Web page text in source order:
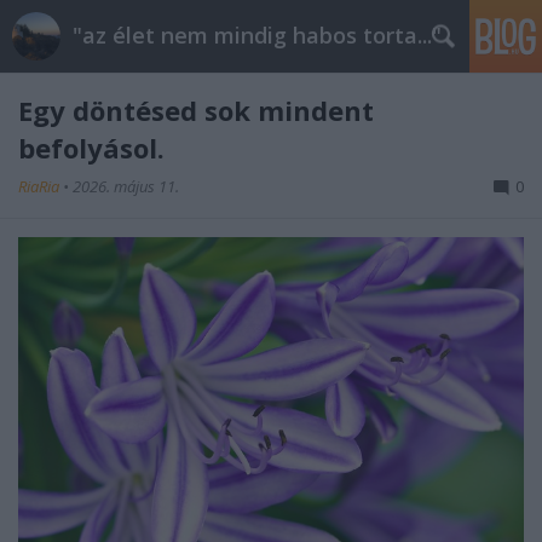
"az élet nem mindig habos torta..."
Egy döntésed sok mindent
befolyásol.
RiaRia • 2026. május 11. 0